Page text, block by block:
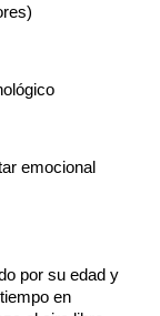
emocional
por su edad y
en